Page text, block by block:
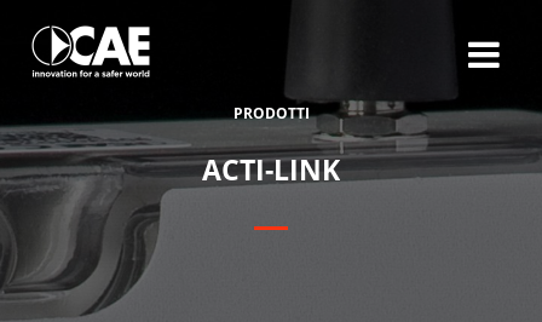
ACTI-LINK
PRODOTTI